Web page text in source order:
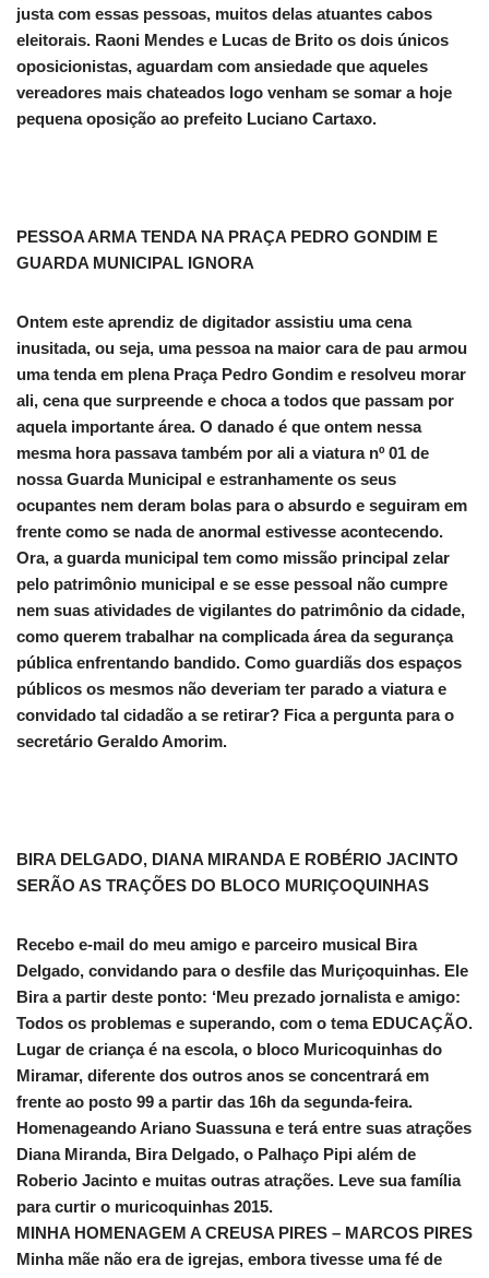
justa com essas pessoas, muitos delas atuantes cabos
eleitorais. Raoni Mendes e Lucas de Brito os dois únicos
oposicionistas, aguardam com ansiedade que aqueles
vereadores mais chateados logo venham se somar a hoje
pequena oposição ao prefeito Luciano Cartaxo.
PESSOA ARMA TENDA NA PRAÇA PEDRO GONDIM E
GUARDA MUNICIPAL IGNORA
Ontem este aprendiz de digitador assistiu uma cena
inusitada, ou seja, uma pessoa na maior cara de pau armou
uma tenda em plena Praça Pedro Gondim e resolveu morar
ali, cena que surpreende e choca a todos que passam por
aquela importante área. O danado é que ontem nessa
mesma hora passava também por ali a viatura nº 01 de
nossa Guarda Municipal e estranhamente os seus
ocupantes nem deram bolas para o absurdo e seguiram em
frente como se nada de anormal estivesse acontecendo.
Ora, a guarda municipal tem como missão principal zelar
pelo patrimônio municipal e se esse pessoal não cumpre
nem suas atividades de vigilantes do patrimônio da cidade,
como querem trabalhar na complicada área da segurança
pública enfrentando bandido. Como guardiãs dos espaços
públicos os mesmos não deveriam ter parado a viatura e
convidado tal cidadão a se retirar? Fica a pergunta para o
secretário Geraldo Amorim.
BIRA DELGADO, DIANA MIRANDA E ROBÉRIO JACINTO
SERÃO AS TRAÇÕES DO BLOCO MURIÇOQUINHAS
Recebo e-mail do meu amigo e parceiro musical Bira
Delgado, convidando para o desfile das Muriçoquinhas. Ele
Bira a partir deste ponto: ‘Meu prezado jornalista e amigo:
Todos os problemas e superando, com o tema EDUCAÇÃO.
Lugar de criança é na escola, o bloco Muricoquinhas do
Miramar, diferente dos outros anos se concentrará em
frente ao posto 99 a partir das 16h da segunda-feira.
Homenageando Ariano Suassuna e terá entre suas atrações
Diana Miranda, Bira Delgado, o Palhaço Pipi além de
Roberio Jacinto e muitas outras atrações. Leve sua família
para curtir o muricoquinhas 2015.
MINHA HOMENAGEM A CREUSA PIRES – MARCOS PIRES
Minha mãe não era de igrejas, embora tivesse uma fé de